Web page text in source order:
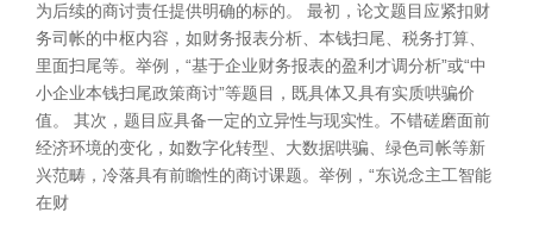
为后续的商讨责任提供明确的标的。 最初，论文题目应紧扣财
务司帐的中枢内容，如财务报表分析、本钱扫尾、税务打算、
里面扫尾等。举例，“基于企业财务报表的盈利才调分析”或“中
小企业本钱扫尾政策商讨”等题目，既具体又具有实质哄骗价
值。 其次，题目应具备一定的立异性与现实性。不错磋磨面前
经济环境的变化，如数字化转型、大数据哄骗、绿色司帐等新
兴范畴，冷落具有前瞻性的商讨课题。举例，“东说念主工智能
在财